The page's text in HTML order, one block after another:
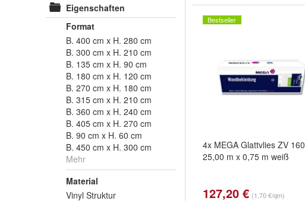
Eigenschaften
Format
B. 400 cm x H. 280 cm
B. 300 cm x H. 210 cm
B. 135 cm x H. 90 cm
B. 180 cm x H. 120 cm
B. 270 cm x H. 180 cm
B. 315 cm x H. 210 cm
B. 360 cm x H. 240 cm
B. 405 cm x H. 270 cm
B. 90 cm x H. 60 cm
B. 450 cm x H. 300 cm
Mehr
Material
Vinyl Struktur
Bestseller
4x MEGA Glattvlies ZV 160
25,00 m x 0,75 m weiß
127,20 € (1,70 €/qm)